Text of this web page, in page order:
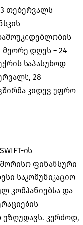
თებერვალს
მეორე დღეს – 24
საპასუხოდ
28
კიდევ უფრო
ის
ფინანსური
საკომუნიკაციო
კომპანიებსა და
უზღუდავს. კერძოდ,